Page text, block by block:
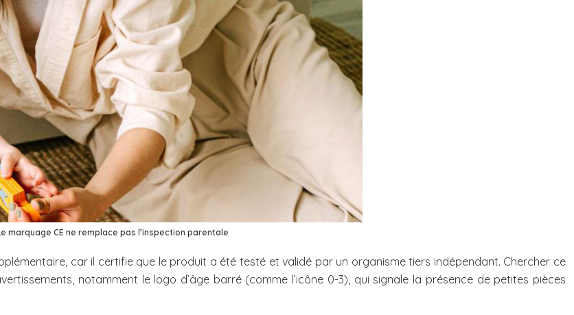
marquage CE ne remplace pas l’inspection parentale
car il certifie que le produit a été testé et validé par un organisme tiers indépendant. Chercher ce
notamment le logo d’âge barré (comme l’icône 0-3), qui signale la présence de petites pièces